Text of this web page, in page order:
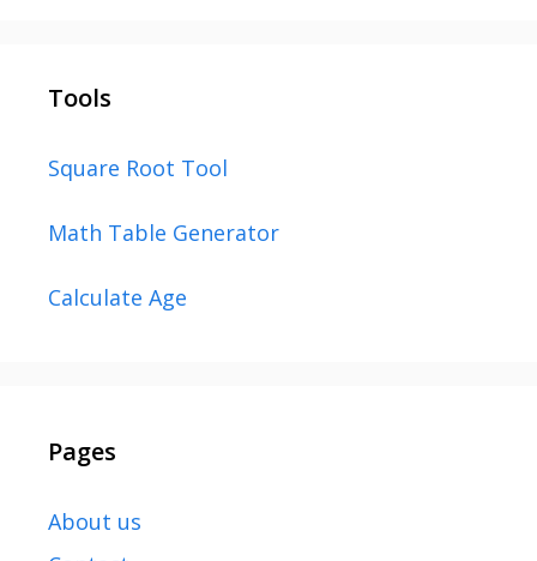
Tools
Square Root Tool
Math Table Generator
Calculate Age
Pages
About us